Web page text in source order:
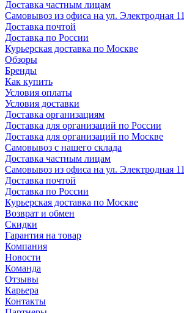
Доставка частным лицам
Самовывоз из офиса на ул. Электродная 11
Доставка почтой
Доставка по России
Курьерская доставка по Москве
Обзоры
Бренды
Как купить
Условия оплаты
Условия доставки
Доставка организациям
Доставка для организаций по России
Доставка для организаций по Москве
Самовывоз с нашего склада
Доставка частным лицам
Самовывоз из офиса на ул. Электродная 11
Доставка почтой
Доставка по России
Курьерская доставка по Москве
Возврат и обмен
Скидки
Гарантия на товар
Компания
Новости
Команда
Отзывы
Карьера
Контакты